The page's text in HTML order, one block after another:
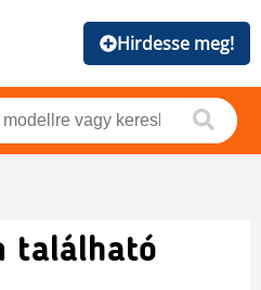
Hirdesse meg!
található